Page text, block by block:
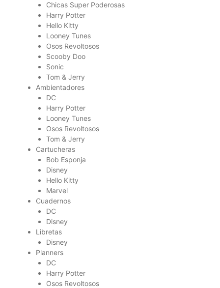
Chicas Super Poderosas
Harry Potter
Hello Kitty
Looney Tunes
Osos Revoltosos
Scooby Doo
Sonic
Tom & Jerry
Ambientadores
DC
Harry Potter
Looney Tunes
Osos Revoltosos
Tom & Jerry
Cartucheras
Bob Esponja
Disney
Hello Kitty
Marvel
Cuadernos
DC
Disney
Libretas
Disney
Planners
DC
Harry Potter
Osos Revoltosos